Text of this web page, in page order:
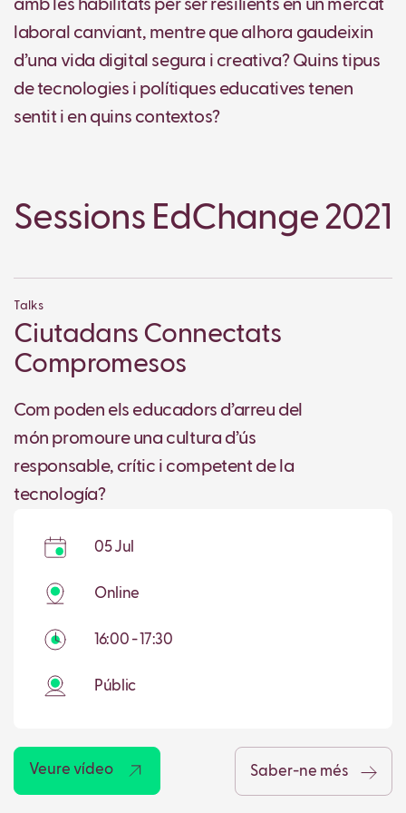
amb les habilitats per ser resilients en un mercat
laboral canviant, mentre que alhora gaudeixin
d’una vida digital segura i creativa? Quins tipus
de tecnologies i polítiques educatives tenen
sentit i en quins contextos?
Sessions EdChange 2021
Talks
Ciutadans Connectats
Compromesos
Com poden els educadors d’arreu del
món promoure una cultura d’ús
responsable, crític i competent de la
tecnología?
05 Jul
Online
16:00 - 17:30
Públic
Veure vídeo Saber-ne més